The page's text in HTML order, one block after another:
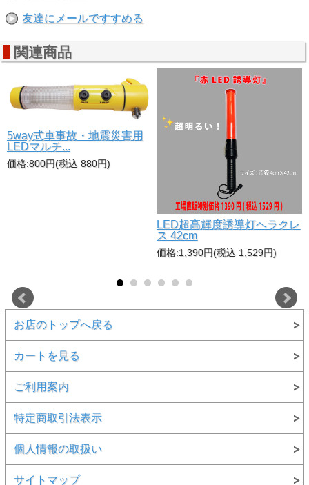
友達にメールですすめる
関連商品
5way式車事故・地震災害用
LEDマルチ...
価格:800円(税込 880円)
LED超高輝度誘導灯ヘラクレ
ス 42cm
価格:1,390円(税込 1,529円)
お店のトップへ戻る
カートを見る
ご利用案内
特定商取引法表示
個人情報の取扱い
サイトマップ